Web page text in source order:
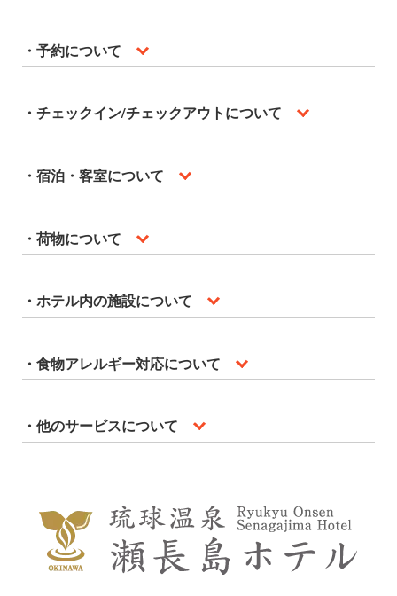
・予約について
・チェックイン/チェックアウトについて
・宿泊・客室について
・荷物について
・ホテル内の施設について
・食物アレルギー対応について
・他のサービスについて